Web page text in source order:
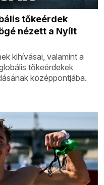
tőkeérdek
nézett a Nyílt
kihívásai, valamint a
tőkeérdekek
középpontjába.